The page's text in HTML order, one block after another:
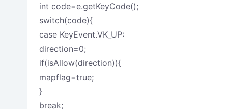
int code=e.getKeyCode();
switch(code){
case KeyEvent.VK_UP:
direction=0;
if(isAllow(direction)){
mapflag=true;
}
break;